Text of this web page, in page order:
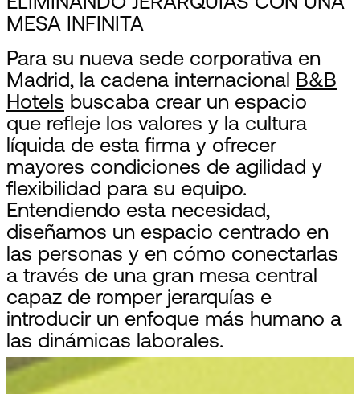
MESA INFINITA
Para su nueva sede corporativa en
Madrid, la cadena internacional B&B
Hotels buscaba crear un espacio
que refleje los valores y la cultura
líquida de esta firma y ofrecer
mayores condiciones de agilidad y
flexibilidad para su equipo.
Entendiendo esta necesidad,
diseñamos un espacio centrado en
las personas y en cómo conectarlas
a través de una gran mesa central
capaz de romper jerarquías e
introducir un enfoque más humano a
las dinámicas laborales.